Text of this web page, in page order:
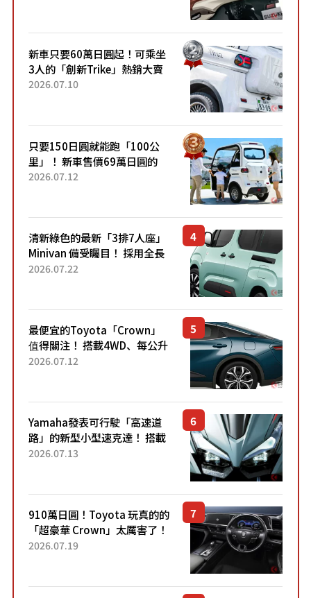
新車只要60萬日圓起！可乘坐
3人的「創新Trike」熱銷大賣
成為人氣車款！「養車成本真
2026.07.10
只要150日圓就能跑「100公
里」！ 新車售價69萬日圓的
「3人座」Trike大受歡迎！ 順
2026.07.12
清新綠色的最新「3排7人座」
Minivan 備受矚目！ 採用全長
4.7公尺剛剛好的車身尺寸與
2026.07.22
最便宜的Toyota「Crown」
值得關注！ 搭載4WD、每公升
22.4公里低油耗表現超亮眼！
2026.07.12
Yamaha發表可行駛「高速道
路」的新型小型速克達！ 搭載
能享受超強勁「渦輪感」的動
2026.07.13
910萬日圓！Toyota 玩真的的
「超豪華 Crown」太厲害了！
採用由「匠人技藝」打造的
2026.07.19